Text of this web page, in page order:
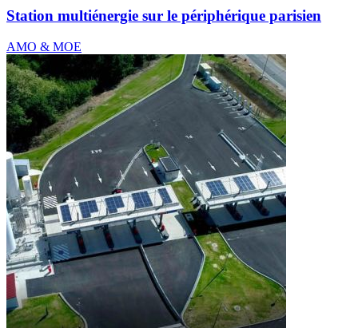
Station multiénergie sur le périphérique parisien
AMO & MOE